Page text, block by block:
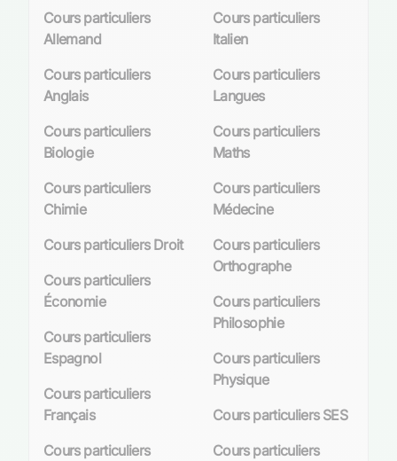
Cours particuliers
Allemand
Cours particuliers
Anglais
Cours particuliers
Biologie
Cours particuliers
Chimie
Cours particuliers Droit
Cours particuliers
Économie
Cours particuliers
Espagnol
Cours particuliers
Français
Cours particuliers
Cours particuliers
Italien
Cours particuliers
Langues
Cours particuliers
Maths
Cours particuliers
Médecine
Cours particuliers
Orthographe
Cours particuliers
Philosophie
Cours particuliers
Physique
Cours particuliers SES
Cours particuliers